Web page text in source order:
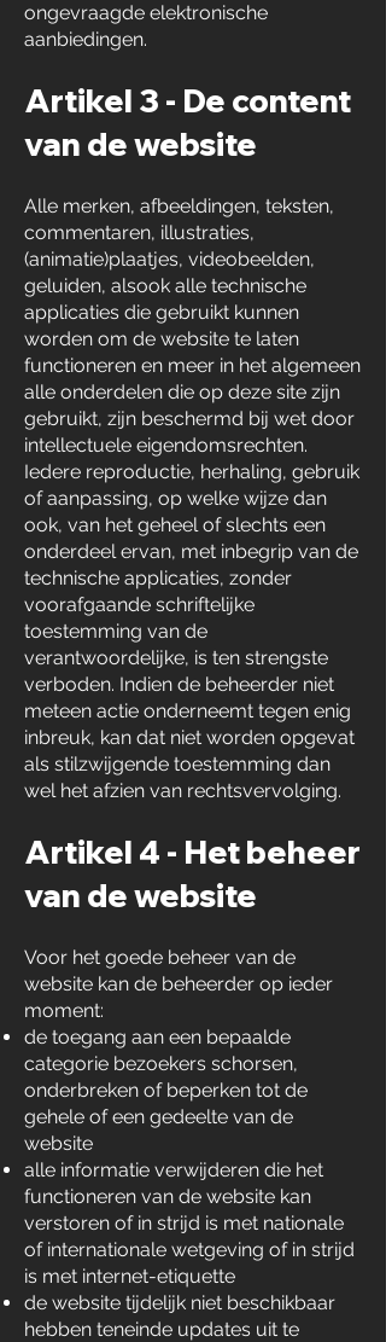
ongevraagde elektronische
aanbiedingen.
Artikel 3 - De content
van de website
Alle merken, afbeeldingen, teksten,
commentaren, illustraties,
(animatie)plaatjes, videobeelden,
geluiden, alsook alle technische
applicaties die gebruikt kunnen
worden om de website te laten
functioneren en meer in het algemeen
alle onderdelen die op deze site zijn
gebruikt, zijn beschermd bij wet door
intellectuele eigendomsrechten.
Iedere reproductie, herhaling, gebruik
of aanpassing, op welke wijze dan
ook, van het geheel of slechts een
onderdeel ervan, met inbegrip van de
technische applicaties, zonder
voorafgaande schriftelijke
toestemming van de
verantwoordelijke, is ten strengste
verboden. Indien de beheerder niet
meteen actie onderneemt tegen enig
inbreuk, kan dat niet worden opgevat
als stilzwijgende toestemming dan
wel het afzien van rechtsvervolging.
Artikel 4 - Het beheer
van de website
Voor het goede beheer van de
website kan de beheerder op ieder
moment:
de toegang aan een bepaalde
categorie bezoekers schorsen,
onderbreken of beperken tot de
gehele of een gedeelte van de
website
alle informatie verwijderen die het
functioneren van de website kan
verstoren of in strijd is met nationale
of internationale wetgeving of in strijd
is met internet-etiquette
de website tijdelijk niet beschikbaar
hebben teneinde updates uit te